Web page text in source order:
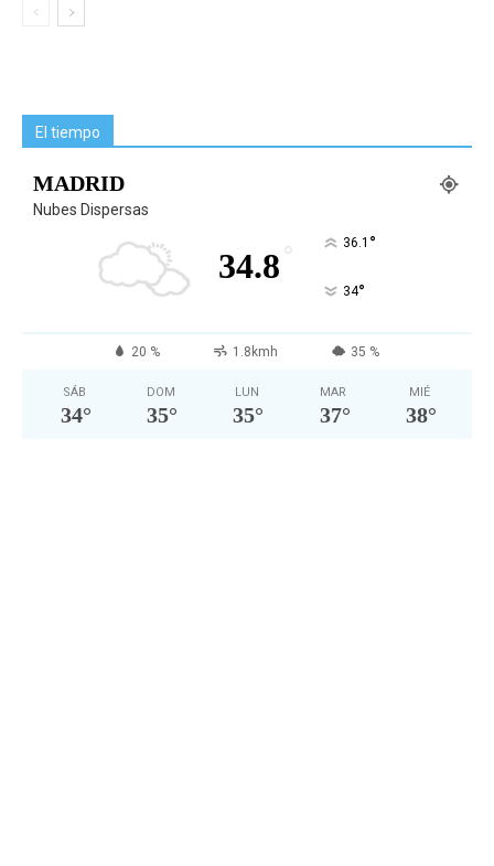
El tiempo
MADRID
Nubes Dispersas
34.8 ° 36.1 °
34°
20 % 1.8kmh 35 %
SÁB
34°
DOM
35°
LUN
35°
MAR
37°
MIÉ
38°